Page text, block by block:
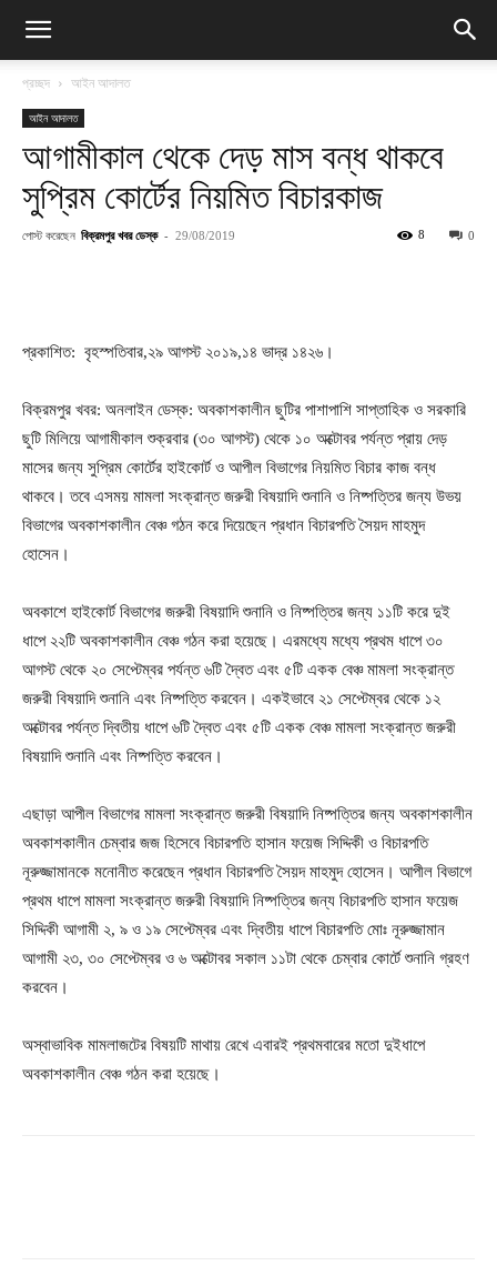
প্রচ্ছদ আইন আদালত
আইন আদালত
আগামীকাল থেকে দেড় মাস বন্ধ থাকবে
সুপ্রিম কোর্টের নিয়মিত বিচারকাজ
পোস্ট করেছেন বিক্রমপুর খবর ডেস্ক - 29/08/2019 0
8
প্রকাশিত: বৃহস্পতিবার,২৯ আগস্ট ২০১৯,১৪ ভাদ্র ১৪২৬।
বিক্রমপুর খবর: অনলাইন ডেস্ক: অবকাশকালীন ছুটির পাশাপাশি সাপ্তাহিক ও সরকারি
ছুটি মিলিয়ে আগামীকাল শুক্রবার (৩০ আগস্ট) থেকে ১০ অক্টোবর পর্যন্ত প্রায় দেড়
মাসের জন্য সুপ্রিম কোর্টের হাইকোর্ট ও আপীল বিভাগের নিয়মিত বিচার কাজ বন্ধ
থাকবে। তবে এসময় মামলা সংক্রান্ত জরুরী বিষয়াদি শুনানি ও নিষ্পত্তির জন্য উভয়
বিভাগের অবকাশকালীন বেঞ্চ গঠন করে দিয়েছেন প্রধান বিচারপতি সৈয়দ মাহমুদ
হোসেন।
অবকাশে হাইকোর্ট বিভাগের জরুরী বিষয়াদি শুনানি ও নিষ্পত্তির জন্য ১১টি করে দুই
ধাপে ২২টি অবকাশকালীন বেঞ্চ গঠন করা হয়েছে। এরমধ্যে মধ্যে প্রথম ধাপে ৩০
আগস্ট থেকে ২০ সেপ্টেম্বর পর্যন্ত ৬টি দ্বৈত এবং ৫টি একক বেঞ্চ মামলা সংক্রান্ত
জরুরী বিষয়াদি শুনানি এবং নিষ্পত্তি করবেন। একইভাবে ২১ সেপ্টেম্বর থেকে ১২
অক্টোবর পর্যন্ত দ্বিতীয় ধাপে ৬টি দ্বৈত এবং ৫টি একক বেঞ্চ মামলা সংক্রান্ত জরুরী
বিষয়াদি শুনানি এবং নিষ্পত্তি করবেন।
এছাড়া আপীল বিভাগের মামলা সংক্রান্ত জরুরী বিষয়াদি নিষ্পত্তির জন্য অবকাশকালীন
অবকাশকালীন চেম্বার জজ হিসেবে বিচারপতি হাসান ফয়েজ সিদ্দিকী ও বিচারপতি
নূরুজ্জামানকে মনোনীত করেছেন প্রধান বিচারপতি সৈয়দ মাহমুদ হোসেন। আপীল বিভাগে
প্রথম ধাপে মামলা সংক্রান্ত জরুরী বিষয়াদি নিষ্পত্তির জন্য বিচারপতি হাসান ফয়েজ
সিদ্দিকী আগামী ২, ৯ ও ১৯ সেপ্টেম্বর এবং দ্বিতীয় ধাপে বিচারপতি মোঃ নূরুজ্জামান
আগামী ২৩, ৩০ সেপ্টেম্বর ও ৬ অক্টোবর সকাল ১১টা থেকে চেম্বার কোর্টে শুনানি গ্রহণ
করবেন।
অস্বাভাবিক মামলাজটের বিষয়টি মাথায় রেখে এবারই প্রথমবারের মতো দুইধাপে
অবকাশকালীন বেঞ্চ গঠন করা হয়েছে।